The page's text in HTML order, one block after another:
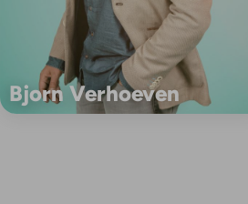
Bjorn Verhoeven